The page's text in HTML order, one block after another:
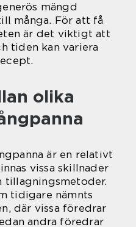
mängd
många. För att få
är det viktigt att
tiden kan variera
olika
är en relativt
vissa skillnader
tillagningsmetoder.
tidigare nämnts
där vissa föredrar
andra föredrar